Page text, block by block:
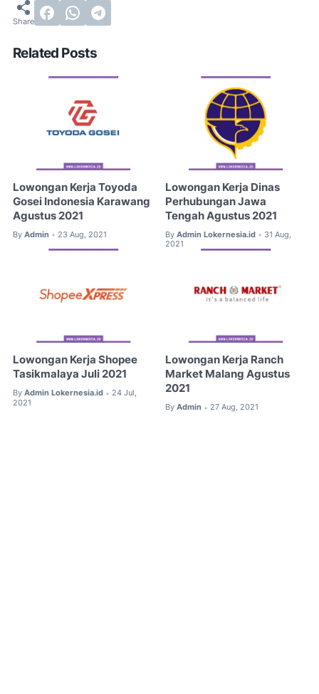
Related Posts
Lowongan Kerja Toyoda
Gosei Indonesia Karawang
Agustus 2021
By Admin • 23 Aug, 2021
Lowongan Kerja Dinas
Perhubungan Jawa
Tengah Agustus 2021
By Admin Lokernesia.id • 31 Aug,
2021
Lowongan Kerja Shopee
Tasikmalaya Juli 2021
By Admin Lokernesia.id • 24 Jul,
2021
Lowongan Kerja Ranch
Market Malang Agustus
2021
By Admin • 27 Aug, 2021